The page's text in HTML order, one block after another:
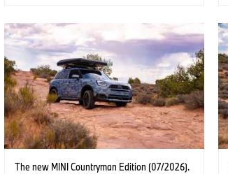
The new MINI Countryman Edition (07/2026).